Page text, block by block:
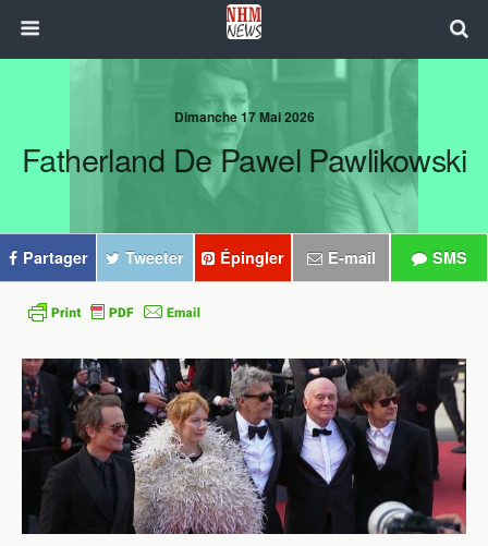
Dimanche 17 Mai 2026
Fatherland De Pawel Pawlikowski
Partager Tweeter Épingler E-mail SMS